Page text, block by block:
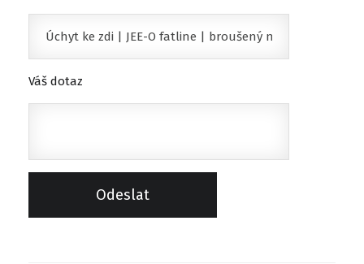
Váš dotaz